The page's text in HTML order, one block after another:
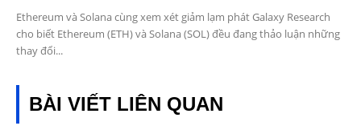
Ethereum và Solana cùng xem xét giảm lạm phát Galaxy Research
cho biết Ethereum (ETH) và Solana (SOL) đều đang thảo luận những
thay đổi...
BÀI VIẾT LIÊN QUAN